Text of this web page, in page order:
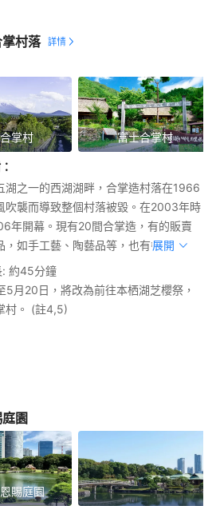
村落
掌村 富士合掌村
：
湖之一的西湖湖畔，合掌造村落在1966
吹襲而導致整個村落被毀。在2003年時
年開幕。現有20間合掌造，有的販賣
，如手工藝、陶藝品等，也有餐廳。
展開
: 約45分鐘
5月20日，將改為前往本栖湖芝櫻祭，
村。 (註4,5)
園
賜庭園